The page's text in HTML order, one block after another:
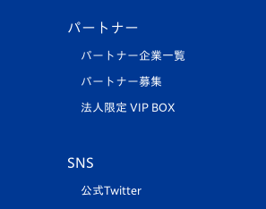
パートナー
パートナー企業一覧
パートナー募集
法人限定 VIP BOX
SNS
公式Twitter